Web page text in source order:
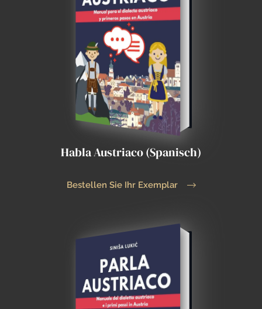
Habla Austriaco (Spanisch)
Bestellen Sie Ihr Exemplar